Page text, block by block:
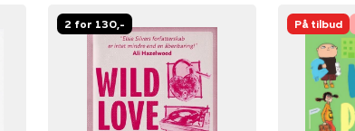
2 for 130,- På tilbud